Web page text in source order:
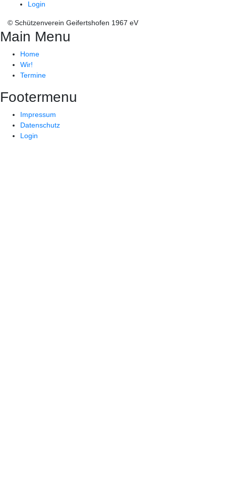
Login
© Schützenverein Geifertshofen 1967 eV
Main Menu
Home
Wir!
Termine
Footermenu
Impressum
Datenschutz
Login